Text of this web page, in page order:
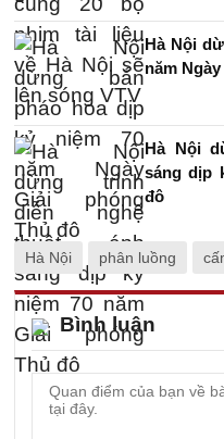
Hà Nội
năm
Hà Nội
sáng dịp
đô
Hà Nội phân luồng
Bình luận